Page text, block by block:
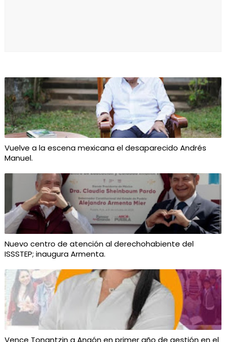
Vuelve a la escena mexicana el desaparecido Andrés
Manuel.
Nuevo centro de atención al derechohabiente del
ISSSTEP; inaugura Armenta.
Vence Tonantzin a Angón en primer año de gestión en el